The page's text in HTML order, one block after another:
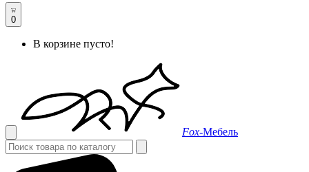
0
В корзине пусто!
Fox-Мебель